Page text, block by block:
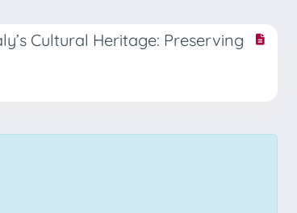
Cultural Heritage: Preserving